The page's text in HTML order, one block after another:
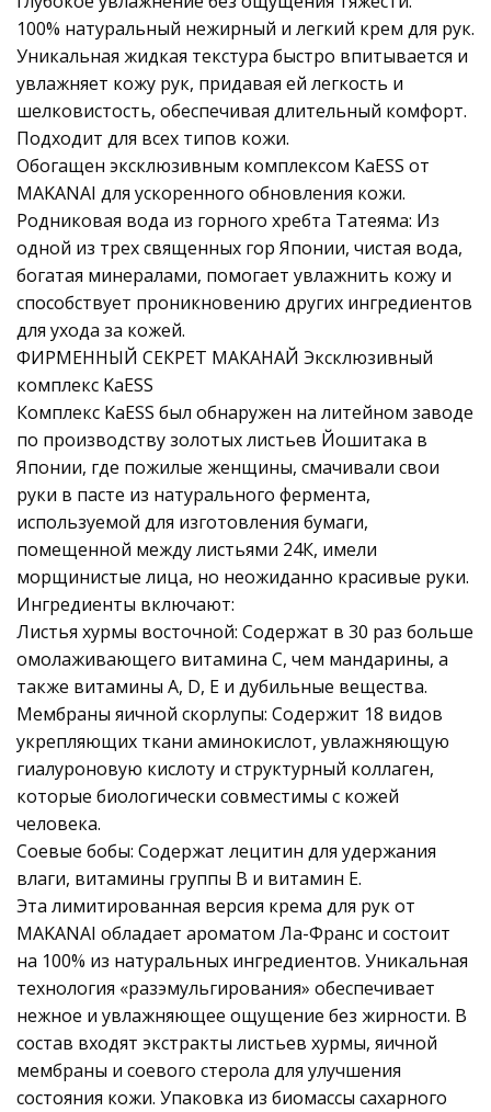
100% натуральный нежирный и легкий крем для рук.
Уникальная жидкая текстура быстро впитывается и
увлажняет кожу рук, придавая ей легкость и
шелковистость, обеспечивая длительный комфорт.
Подходит для всех типов кожи.
Обогащен эксклюзивным комплексом KaESS от
MAKANAI для ускоренного обновления кожи.
Родниковая вода из горного хребта Татеяма: Из
одной из трех священных гор Японии, чистая вода,
богатая минералами, помогает увлажнить кожу и
способствует проникновению других ингредиентов
для ухода за кожей.
ФИРМЕННЫЙ СЕКРЕТ МАКАНАЙ Эксклюзивный
комплекс KaESS
Комплекс KaESS был обнаружен на литейном заводе
по производству золотых листьев Йошитака в
Японии, где пожилые женщины, смачивали свои
руки в пасте из натурального фермента,
используемой для изготовления бумаги,
помещенной между листьями 24К, имели
морщинистые лица, но неожиданно красивые руки.
Ингредиенты включают:
Листья хурмы восточной: Содержат в 30 раз больше
омолаживающего витамина С, чем мандарины, а
также витамины A, D, E и дубильные вещества.
Мембраны яичной скорлупы: Содержит 18 видов
укрепляющих ткани аминокислот, увлажняющую
гиалуроновую кислоту и структурный коллаген,
которые биологически совместимы с кожей
человека.
Соевые бобы: Содержат лецитин для удержания
влаги, витамины группы В и витамин Е.
Эта лимитированная версия крема для рук от
MAKANAI обладает ароматом Ла-Франс и состоит
на 100% из натуральных ингредиентов. Уникальная
технология «разэмульгирования» обеспечивает
нежное и увлажняющее ощущение без жирности. В
состав входят экстракты листьев хурмы, яичной
мембраны и соевого стерола для улучшения
состояния кожи. Упаковка из биомассы сахарного